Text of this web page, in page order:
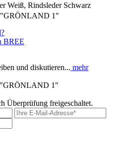
Weiß, Rindsleder Schwarz
"GRÖNLAND 1"
BREE
und diskutieren... mehr
"GRÖNLAND 1"
Überprüfung freigeschaltet.